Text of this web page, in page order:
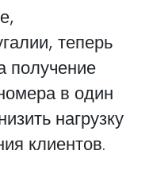
теперь
получение
в один
нагрузку
клиентов.